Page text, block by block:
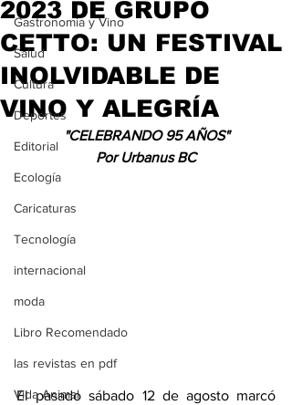
Gastronomia y Vino
Salud
Cultura
Deportes
Editorial
Ecología
Caricaturas
Tecnología
internacional
moda
Libro Recomendado
las revistas en pdf
Vida Animal
2023 DE GRUPO
CETTO: UN FESTIVAL
INOLVIDABLE DE
VINO Y ALEGRÍA
"CELEBRANDO 95 AÑOS"
Por Urbanus BC
El pasado sábado 12 de agosto marcó